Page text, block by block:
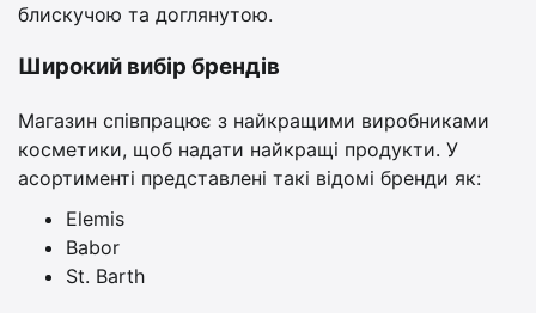
блискучою та доглянутою.
Широкий вибір брендів
Магазин співпрацює з найкращими виробниками
косметики, щоб надати найкращі продукти. У
асортименті представлені такі відомі бренди як:
Elemis
Babor
St. Barth